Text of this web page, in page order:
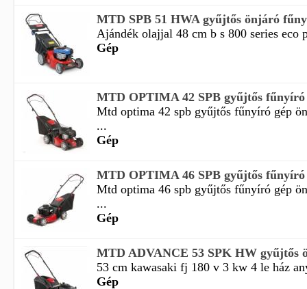
MTD SPB 51 HWA gyűjtős önjáró
Ajándék olajjal 48 cm b s 800 series eco
Gép
MTD OPTIMA 42 SPB gyűjtős
Mtd optima 42 spb gyűjtős fűnyíró gép
...
Gép
MTD OPTIMA 46 SPB gyűjtős
Mtd optima 46 spb gyűjtős fűnyíró gép
...
Gép
MTD ADVANCE 53 SPK HW gyűjtős
53 cm kawasaki fj 180 v 3 kw 4 le ház
Gép